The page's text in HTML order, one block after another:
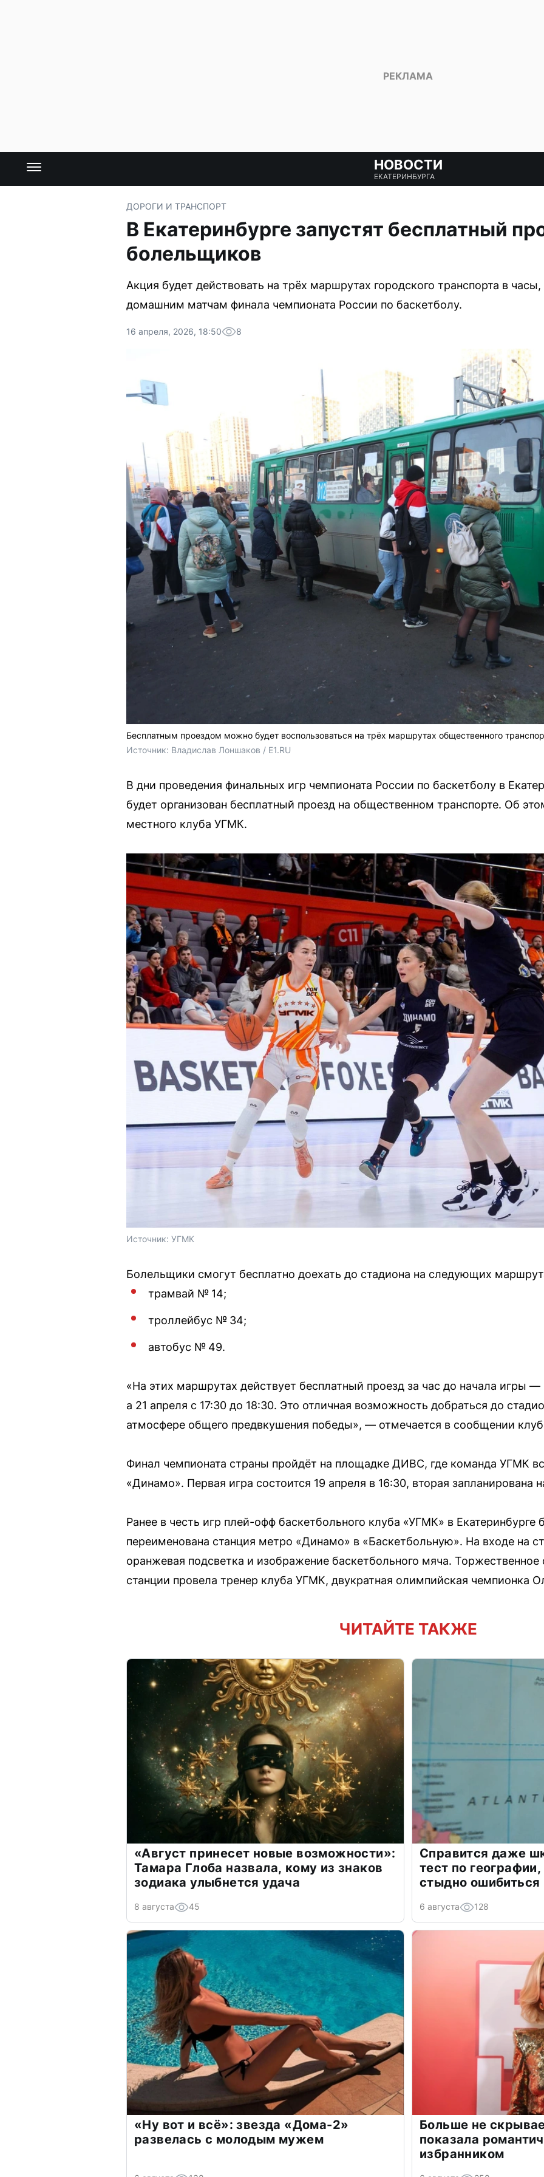
НОВОСТИ
ЕКАТЕРИНБУРГА
ДОРОГИ И ТРАНСПОРТ
В Екатеринбурге запустят бесплатный
болельщиков
Акция будет действовать на трёх маршрутах городского транспорта в
домашним матчам финала чемпионата России по баскетболу.
16 апреля, 2026, 18:50 8
Бесплатным проездом можно будет воспользоваться на трёх маршрутах общественного
Источник: Владислав Лоншаков / E1.RU
В дни проведения финальных игр чемпионата России по баскетболу в
будет организован бесплатный проезд на общественном транспорте. Об
местного клуба УГМК.
Источник: УГМК
Болельщики смогут бесплатно доехать до стадиона на следующих
трамвай № 14;
троллейбус № 34;
автобус № 49.
«На этих маршрутах действует бесплатный проезд за час до начала игры —
а 21 апреля с 17:30 до 18:30. Это отличная возможность добраться до
атмосфере общего предвкушения победы», — отмечается в сообщении
Финал чемпионата страны пройдёт на площадке ДИВС, где команда УГМК
«Динамо». Первая игра состоится 19 апреля в 16:30, вторая запланирована
Ранее в честь игр плей-офф баскетбольного клуба «УГМК» в Екатеринбурге
переименована станция метро «Динамо» в «Баскетбольную». На входе на
оранжевая подсветка и изображение баскетбольного мяча.
станции провела тренер клуба УГМК, двукратная олимпийская чемпионка
ЧИТАЙТЕ ТАКЖЕ
«Август принесет новые возможности»:
Тамара Глоба назвала, кому из знаков
зодиака улыбнется удача
8 августа 45
Справится даже
тест по
стыдно ошибиться
6 августа 128
«Ну вот и всё»: звезда «Дома-2»
развелась с молодым мужем
Больше не
показала
избранником